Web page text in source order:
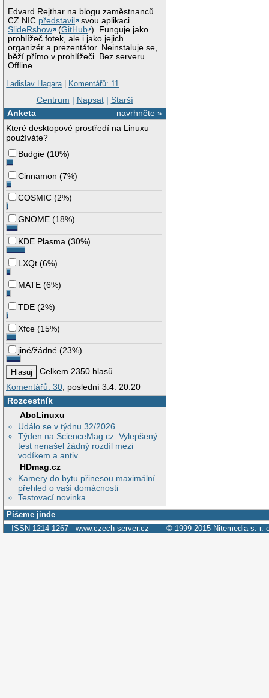
Edvard Rejthar na blogu zaměstnanců
CZ.NIC představil
svou aplikaci
SlideRshow
(GitHub ). Funguje jako
prohlížeč fotek, ale i jako jejich
organizér a prezentátor. Neinstaluje se,
běží přímo v prohlížeči. Bez serveru.
Offline.
Ladislav Hagara| Komentářů: 11
Centrum | Napsat| Starší
navrhněte »
Anketa
Které desktopové prostředí na Linuxu
používáte?
Budgie (10%)
Cinnamon (7%)
COSMIC (2%)
GNOME (18%)
KDE Plasma (30%)
LXQt (6%)
MATE (6%)
TDE (2%)
Xfce (15%)
jiné/žádné (23%)
Celkem 2350 hlasů
Komentářů: 30 , poslední 3.4. 20:20
Rozcestník
AbcLinuxu
Událo se v týdnu 32/2026
Týden na ScienceMag.cz: Vylepšený
test nenašel žádný rozdíl mezi
vodíkem a antiv
HDmag.cz
Kamery do bytu přinesou maximální
přehled o vaší domácnosti
Testovací novinka
Píšeme jinde
ISSN 1214-1267 www.czech-server.cz © 1999-2015 Nitemedia s. r.